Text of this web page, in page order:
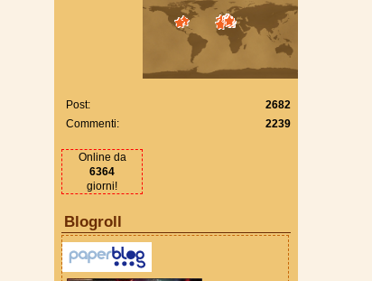
Post:
2682
Commenti:
2239
Online da
6364
giorni!
Blogroll